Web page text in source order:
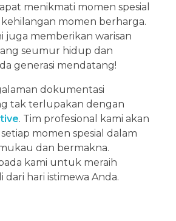
menikmati momen spesial
momen berharga.
juga memberikan warisan
seumur hidup dan
generasi mendatang!
dokumentasi
tak terlupakan dengan
. Tim profesional kami akan
momen spesial dalam
dan bermakna.
kami untuk meraih
dari hari istimewa Anda.